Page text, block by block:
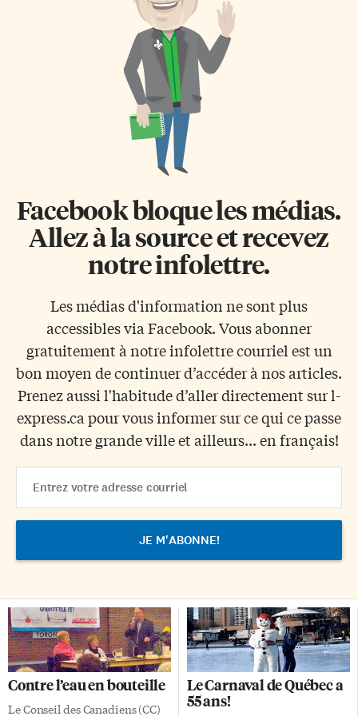
plusieurs d’entre eux. 425
élèves fréquentent actuellement
cet établissement scolaire de la
7e à la 12e année, alors que le
bâtiment peut convenir pour
un groupe d’environ 300
élèves. C’est dans ce contexte
c’est quand tout va bien, et là,
tout va bien», explique celui
qui a été pendant […]
Facebook bloque les médias.
Allez à la source et recevez
notre infolettre.
Les médias d'information ne sont plus
accessibles via Facebook. Vous abonner
gratuitement à notre infolettre courriel est un
bon moyen de continuer d’accéder à nos articles.
Prenez aussi l'habitude d’aller directement sur l-
express.ca pour vous informer sur ce qui ce passe
dans notre grande ville et ailleurs... en français!
Address
Contre l’eau en bouteille
Le Conseil des Canadiens (CC)
Le Carnaval de Québec a
55 ans!